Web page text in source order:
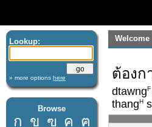
Lookup:
» more options here
Browse
ก ข ฃ ค ฅ
Welcome
ต้องก
dtawngF
thangH